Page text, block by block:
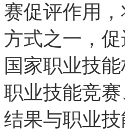
赛促评作用
方式之一，
国家职业技
职业技能竞
结果与职业